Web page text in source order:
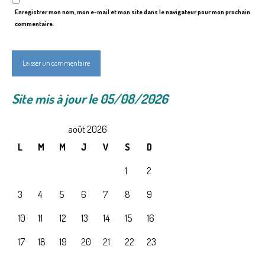
Enregistrer mon nom, mon e-mail et mon site dans le navigateur pour mon prochain
commentaire.
Site mis à jour le 05/08/2026
août 2026
L
M M J V S
D
1
2
3
4 5 6 7 8
9
10
11 12 13 14 15
16
17
18 19 20 21 22
23